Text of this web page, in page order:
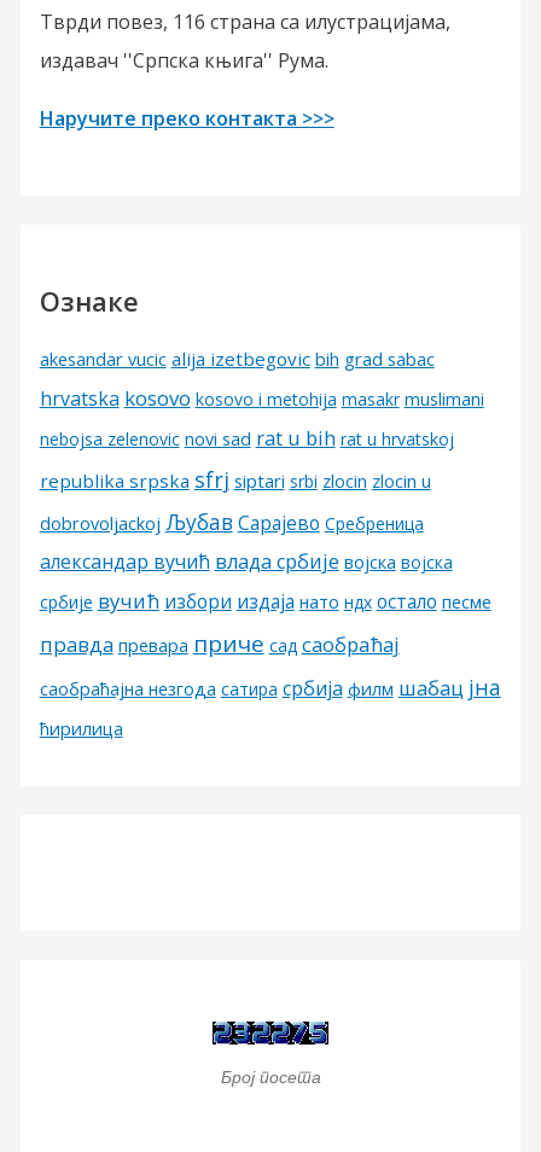
Тврди повез, 116 страна са илустрацијама,
издавач ''Српска књига'' Рума.
Наручите преко контакта >>>
Ознаке
akesandar vucic alija izetbegovic bih grad sabac
hrvatska kosovo kosovo i metohija masakr muslimani
nebojsa zelenovic novi sad rat u bih rat u hrvatskoj
republika srpska sfrj siptari srbi zlocin zlocin u
dobrovoljackoj Љубав Сарајево Сребреница
александар вучић влада србије војска војска
србије вучић избори издаја нато ндх остало песме
правда превара приче сад саобраћај
саобраћајна незгода сатира србија филм шабац јна
ћирилица
Број посета